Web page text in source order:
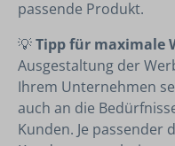
passende Produkt.
💡Tipp für maximale
Ausgestaltung der
Ihrem Unternehmen
auch an die
Kunden. Je passender